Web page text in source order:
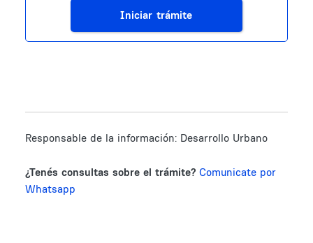
Iniciar trámite
Responsable de la información: Desarrollo Urbano
¿Tenés consultas sobre el trámite? Comunicate por
Whatsapp